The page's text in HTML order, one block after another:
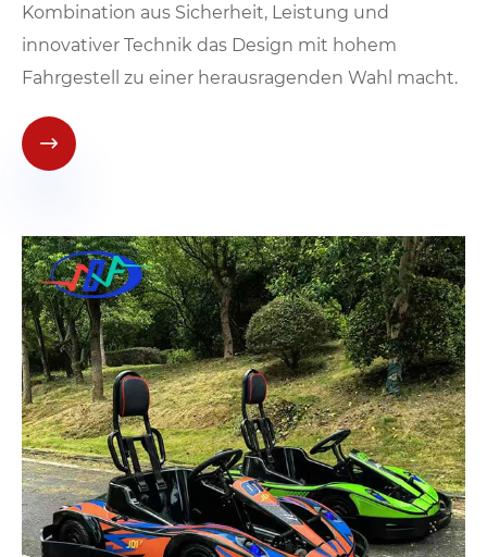
Kombination aus Sicherheit, Leistung und
innovativer Technik das Design mit hohem
Fahrgestell zu einer herausragenden Wahl macht.
